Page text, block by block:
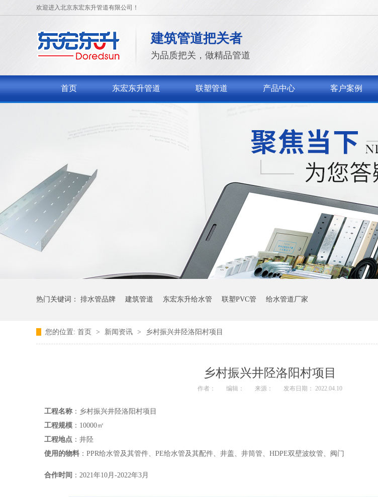
欢迎进入北京东宏东升管道有限公司！
建筑管道把关者
为品质把关，做精品管道
首页 东宏东升管道 联塑管道 产品中心 客户案例
热门关键词： 排水管品牌 建筑管道 东宏东升给水管 联塑PVC管 给水管道厂家
您的位置: 首页 > 新闻资讯 > 乡村振兴井陉洛阳村项目
乡村振兴井陉洛阳村项目
作者： 编辑： 来源： 发布日期： 2022.04.10
工程名称 ：乡村振兴井陉洛阳村项目
工程规模 ：10000㎡
工程地点 ：井陉
使用的物料 ：PPR给水管及其管件、PE给水管及其配件、井盖、井筒管、HDPE双壁波纹管、阀门
合作时间 ：2021年10月-2022年3月